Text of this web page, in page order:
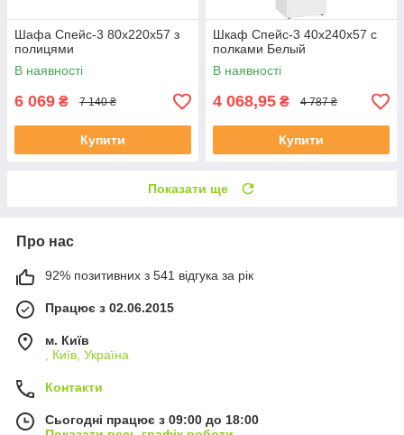
Шафа Спейс-3 80х220х57 з
полицями
В наявності
6 069 ₴ 7 140 ₴
Купити
Шкаф Спейс-3 40х240х57 с
полками Белый
В наявності
4 068,95 ₴ 4 787 ₴
Купити
Показати ще
Про нас
92% позитивних з 541 відгука за рік
Працює з 02.06.2015
м. Київ
, Київ, Україна
Контакти
Сьогодні працює з 09:00 до 18:00